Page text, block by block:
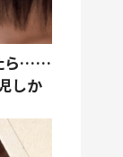
ら……
しか